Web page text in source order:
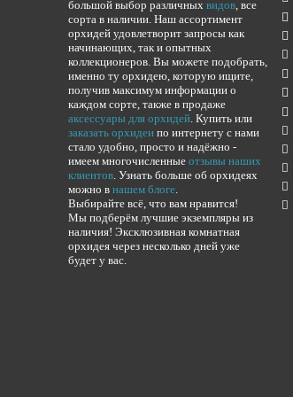
большой выбор различных видов, все
сорта в наличии. Наш ассортимент
орхидей удовлетворит запросы как
начинающих, так и опытных
коллекционеров. Вы можете подобрать,
именно ту орхидею, которую ищите,
получив максимум информации о
каждом сорте, также в продаже
аксессуары для орхидей. Купить или
заказать орхидеи по интернету с нами
стало удобно, просто и надёжно -
имеем многочисленные отзывы наших
клиентов. Узнать больше об орхидеях
можно в нашем блоге.
Выбирайте всё, что вам нравится!
Мы подберём лучшие экземпляры из
наличия! Эксклюзивная комнатная
орхидея через несколько дней уже
будет у вас.